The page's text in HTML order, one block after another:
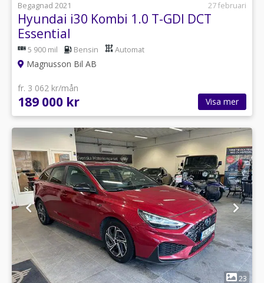
Begagnad 2021
27 februari
Hyundai i30 Kombi 1.0 T-GDI DCT
Essential
5 900 mil Bensin Automat
Magnusson Bil AB
fr. 3 062 kr/mån
189 000 kr Visa mer
1 23